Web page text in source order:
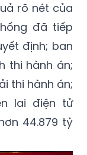
rõ nét của
đã tiếp
định; ban
thi hành án;
thi hành án;
lai điện tử
44.879 tỷ